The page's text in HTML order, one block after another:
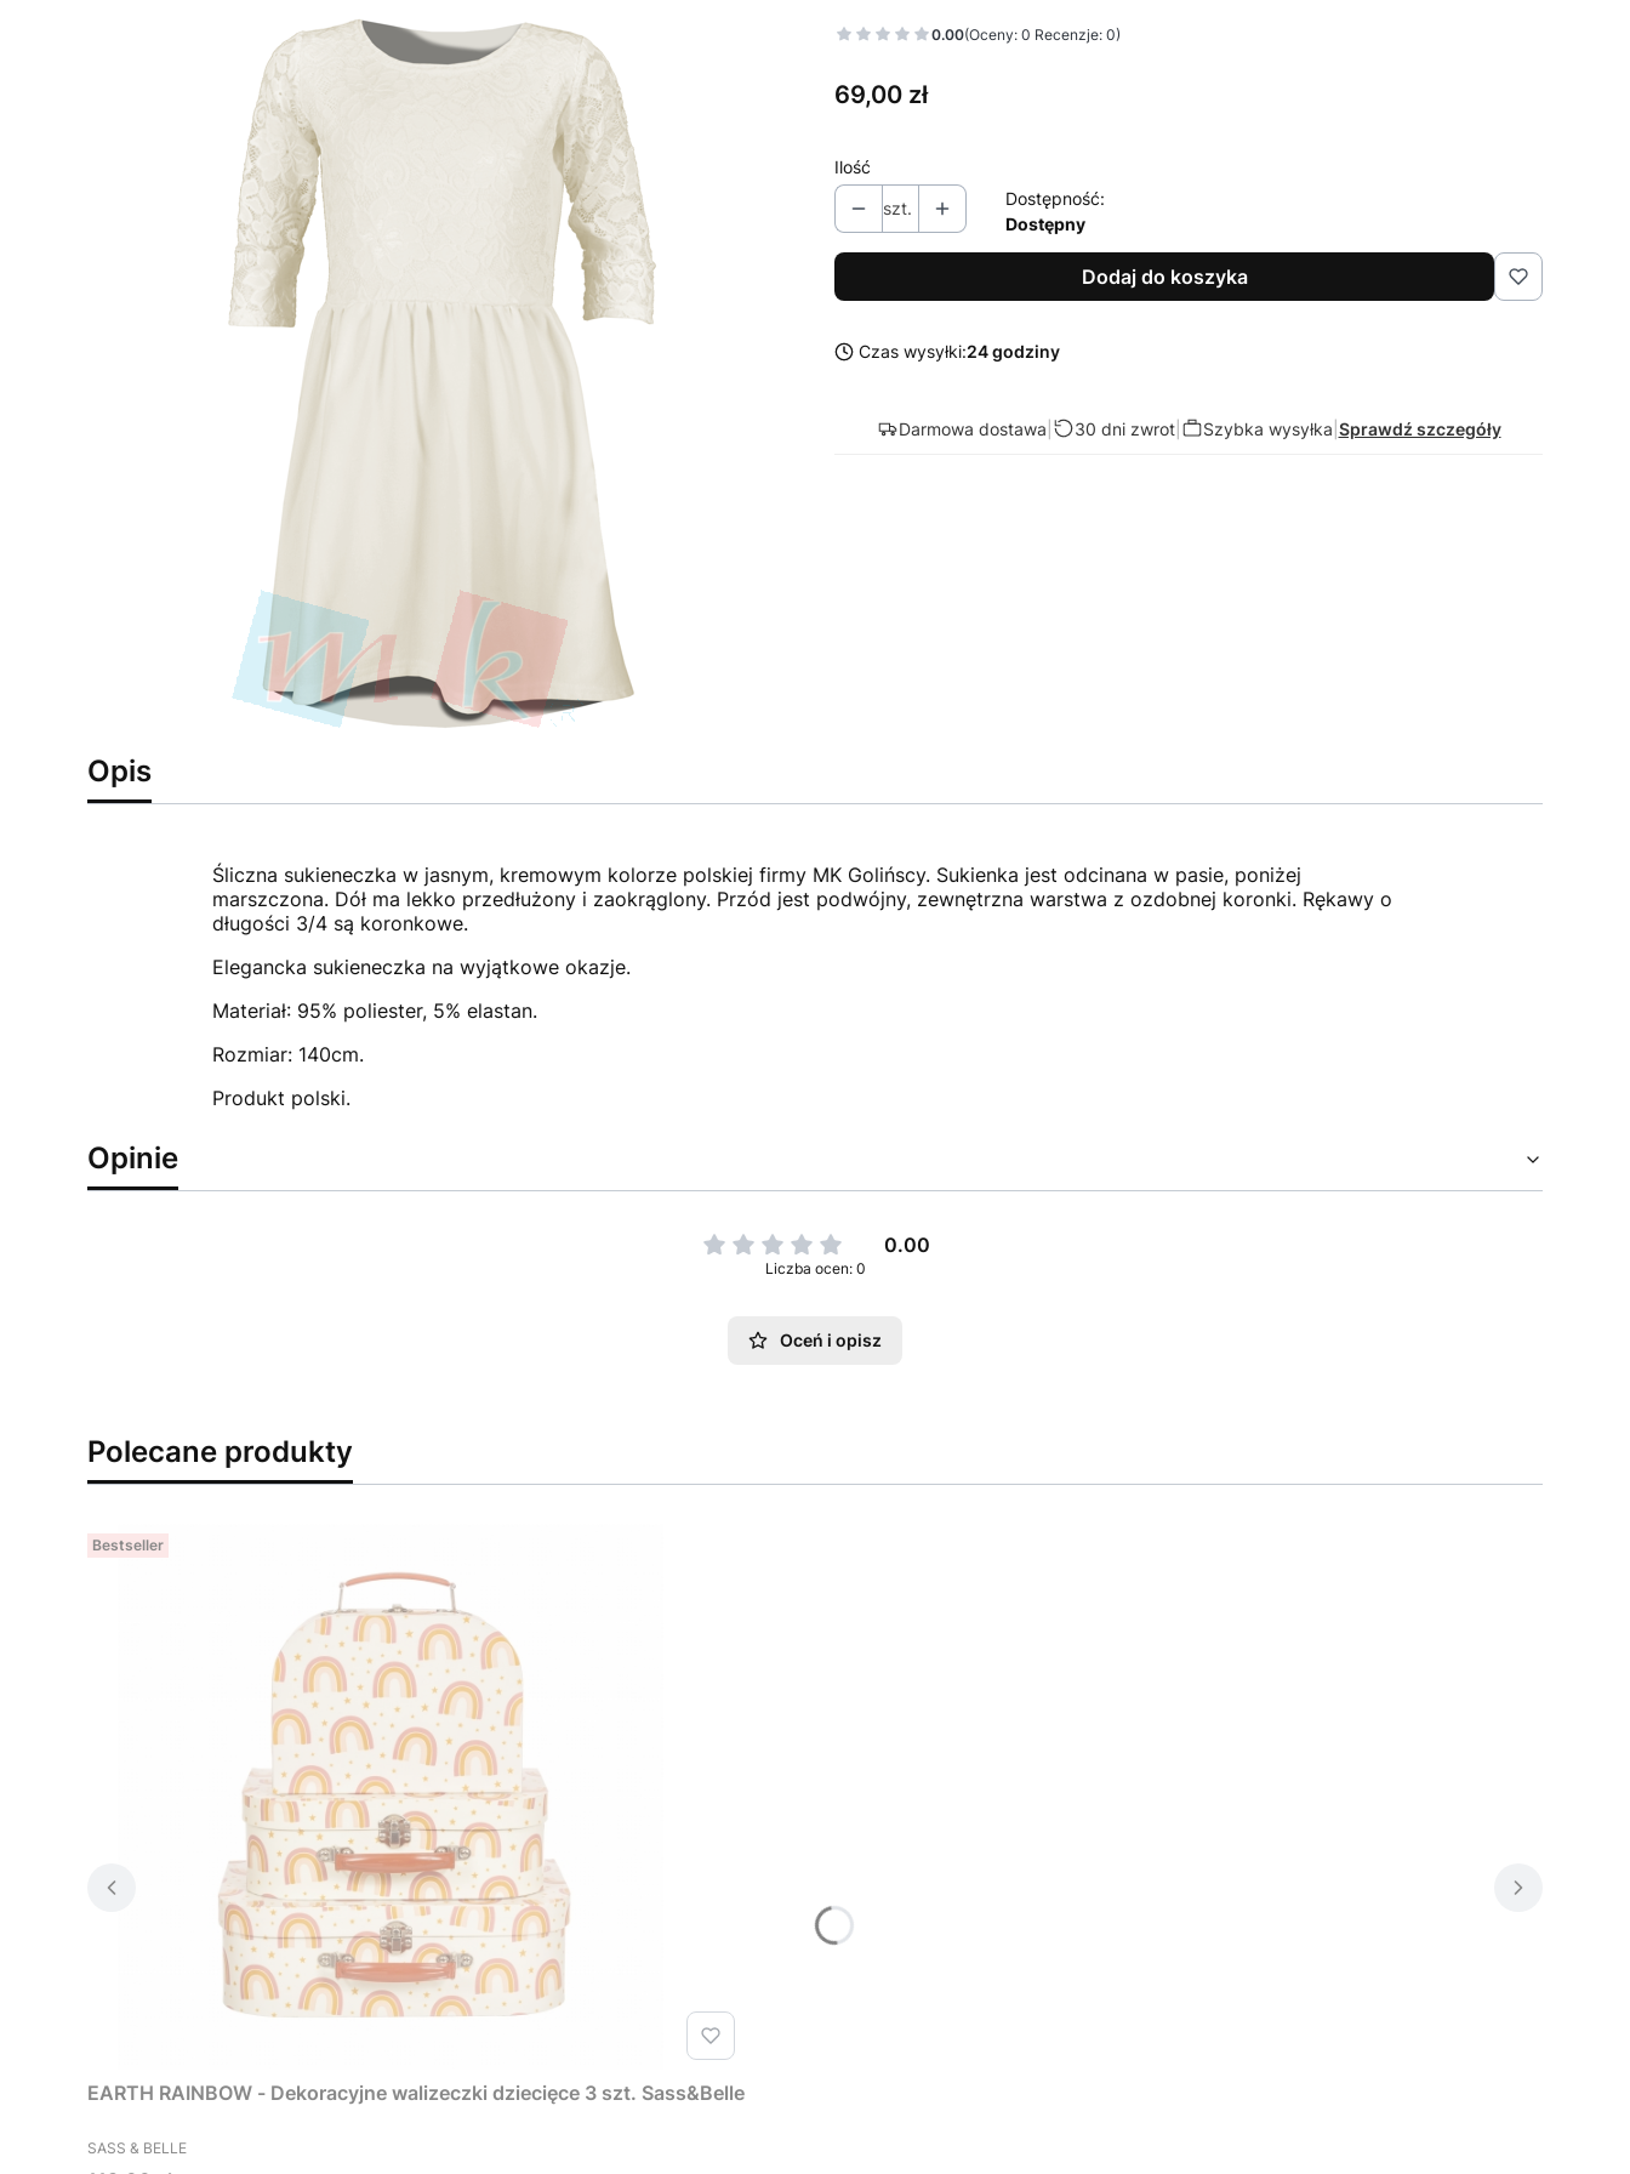
0.00(Oceny: 0 Recenzje: 0)
Cena
69,00 zł
Ilość
szt.
Dostępność:
Dostępny
Dodaj do koszyka
Czas wysyłki:24 godziny
Darmowa dostawa 30 dni zwrot| Szybka wysyłka Sprawdź szczegóły
Opis
Śliczna sukieneczka w jasnym, kremowym kolorze polskiej firmy MK Golińscy. Sukienka jest odcinana w pasie, poniżej
marszczona. Dół ma lekko przedłużony i zaokrąglony. Przód jest podwójny, zewnętrzna warstwa z ozdobnej koronki. Rękawy o
długości 3/4 są koronkowe.
Elegancka sukieneczka na wyjątkowe okazje.
Materiał: 95% poliester, 5% elastan.
Rozmiar: 140cm.
Produkt polski.
Opinie
0.00
Liczba ocen: 0
Oceń i opisz
Polecane produkty
Bestseller
EARTH RAINBOW - Dekoracyjne walizeczki dziecięce 3 szt. Sass&Belle
PRODUCENT
SASS & BELLE